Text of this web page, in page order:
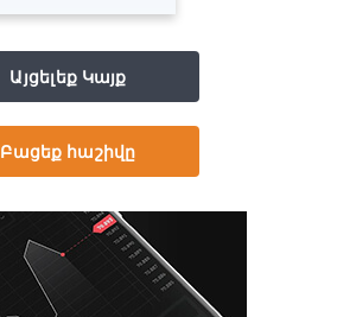
Այցելեք Կայք
Բացեք հաշիվը